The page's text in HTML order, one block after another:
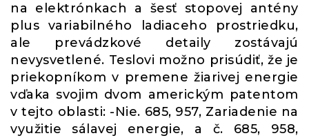
na elektrónkach a šesť stopovej antény
plus variabilného ladiaceho prostriedku,
ale prevádzkové detaily zostávajú
nevysvetlené. Teslovi možno prisúdiť, že je
priekopníkom v premene žiarivej energie
vďaka svojim dvom americkým patentom
v tejto oblasti: -Nie. 685, 957, Zariadenie na
využitie sálavej energie, a č. 685, 958,